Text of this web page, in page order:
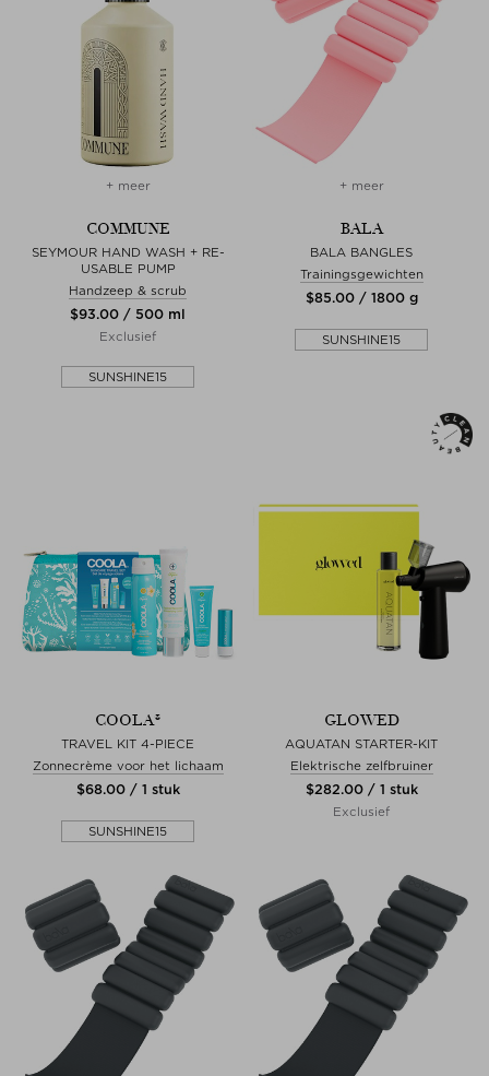
+ meer
COMMUNE
SEYMOUR HAND WASH + RE-
USABLE PUMP
Handzeep & scrub
$‌93.00 / 500 ml
Exclusief
SUNSHINE15
+ meer
BALA
BALA BANGLES
Trainingsgewichten
$‌85.00 / 1800 g
SUNSHINE15
COOLA®
TRAVEL KIT 4-PIECE
Zonnecrème voor het lichaam
$‌68.00 / 1 stuk
SUNSHINE15
GLOWED
AQUATAN STARTER-KIT
Elektrische zelfbruiner
$‌282.00 / 1 stuk
Exclusief